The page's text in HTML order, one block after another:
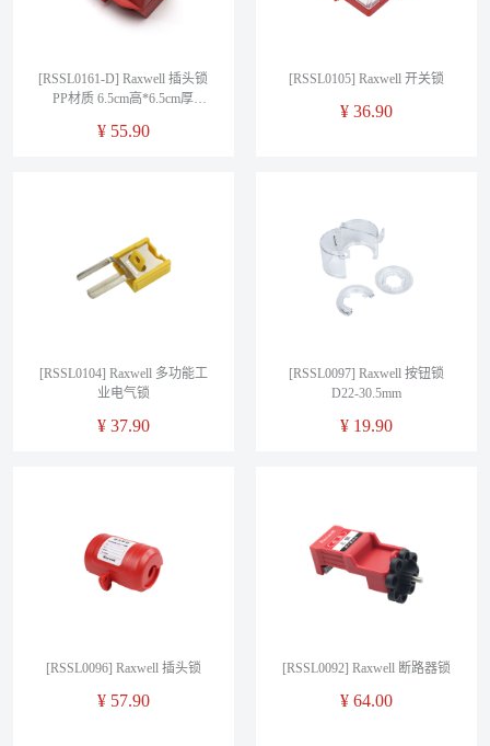
[RSSL0161-D] Raxwell 插头锁
PP材质 6.5cm高*6.5cm厚
售卖规格：1个
¥ 55.90
[RSSL0105] Raxwell 开关锁
¥36.90
[RSSL0104] Raxwell 多功能工
业电气锁
¥ 37.90
[RSSL0097] Raxwell 按钮锁
D22-30.5mm
¥ 19.90
[RSSL0096] Raxwell 插头锁
¥ 57.90
[RSSL0092] Raxwell 断路器锁
¥64.00